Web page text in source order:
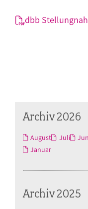
dbb
Archiv 2026
August Juli
Januar
Archiv 2025